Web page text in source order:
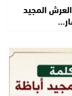
المجيد